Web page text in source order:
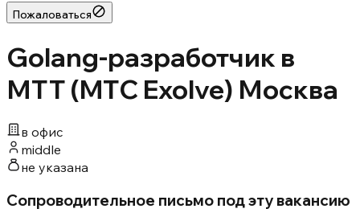
Пожаловаться
Golang-разработчик в
МТТ (MTC Exolve) Москва
в офис
middle
не указана
Сопроводительное письмо под эту вакансию